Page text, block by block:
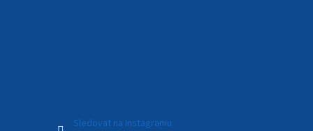
Sledovat na Instagramu